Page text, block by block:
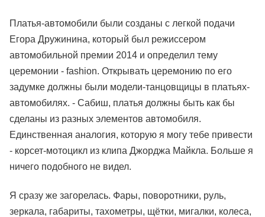
Платья-автомобили были созданы с легкой подачи
Егора Дружинина, который был режиссером
автомобильной премии 2014 и определил тему
церемонии - fashion. Открывать церемонию по его
задумке должны были модели-танцовщицы в платьях-
автомобилях. - Сабиш, платья должны быть как бы
сделаны из разных элементов автомобиля.
Единственная аналогия, которую я могу тебе привести
- корсет-мотоцикл из клипа Джорджа Майкла. Больше я
ничего подобного не видел.
Я сразу же загорелась. Фары, поворотники, руль,
зеркала, габариты, тахометры, щётки, мигалки, колеса,